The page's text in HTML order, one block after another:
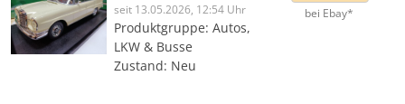
seit 13.05.2026, 12:54 Uhr
Produktgruppe: Autos,
LKW & Busse
Zustand: Neu
bei Ebay*